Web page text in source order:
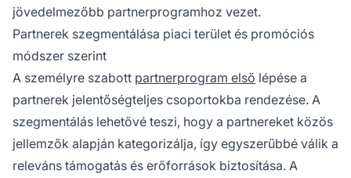
jövedelmezőbb partnerprogramhoz vezet.
Partnerek szegmentálása piaci terület és promóciós
módszer szerint
A személyre szabott partnerprogram első lépése a
partnerek jelentőségteljes csoportokba rendezése. A
szegmentálás lehetővé teszi, hogy a partnereket közös
jellemzők alapján kategorizálja, így egyszerűbbé válik a
releváns támogatás és erőforrások biztosítása. A